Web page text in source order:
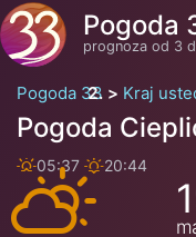
Pogoda
prognoza od 3
Pogoda 33 Kraj
Pogoda
05:37 20:44